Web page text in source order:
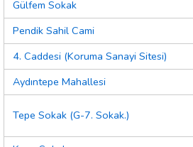
Gülfem Sokak
Pendik Sahil Cami
4. Caddesi (Koruma Sanayi Sitesi)
Aydıntepe Mahallesi
Tepe Sokak (G-7. Sokak.)